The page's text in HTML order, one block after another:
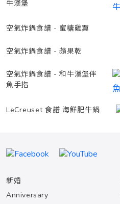
牛漢堡
空氣炸鍋食譜 - 蜜糖雞翼
空氣炸鍋食譜 - 蘋果乾
空氣炸鍋食譜 - 和牛漢堡伴
魚手指
LeCreuset 食譜 海鮮肥牛鍋
新婚
Anniversary